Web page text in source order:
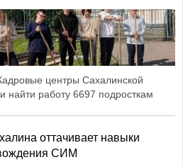
центры Сахалинской
найти работу 6697 подросткам
оттачивает навыки
СИМ